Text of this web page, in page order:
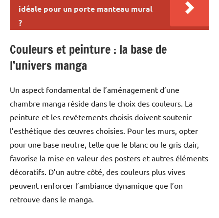
idéale pour un porte manteau mural
?
Couleurs et peinture : la base de
l’univers manga
Un aspect fondamental de l’aménagement d’une
chambre manga réside dans le choix des couleurs. La
peinture et les revêtements choisis doivent soutenir
l’esthétique des œuvres choisies. Pour les murs, opter
pour une base neutre, telle que le blanc ou le gris clair,
favorise la mise en valeur des posters et autres éléments
décoratifs. D’un autre côté, des couleurs plus vives
peuvent renforcer l’ambiance dynamique que l’on
retrouve dans le manga.